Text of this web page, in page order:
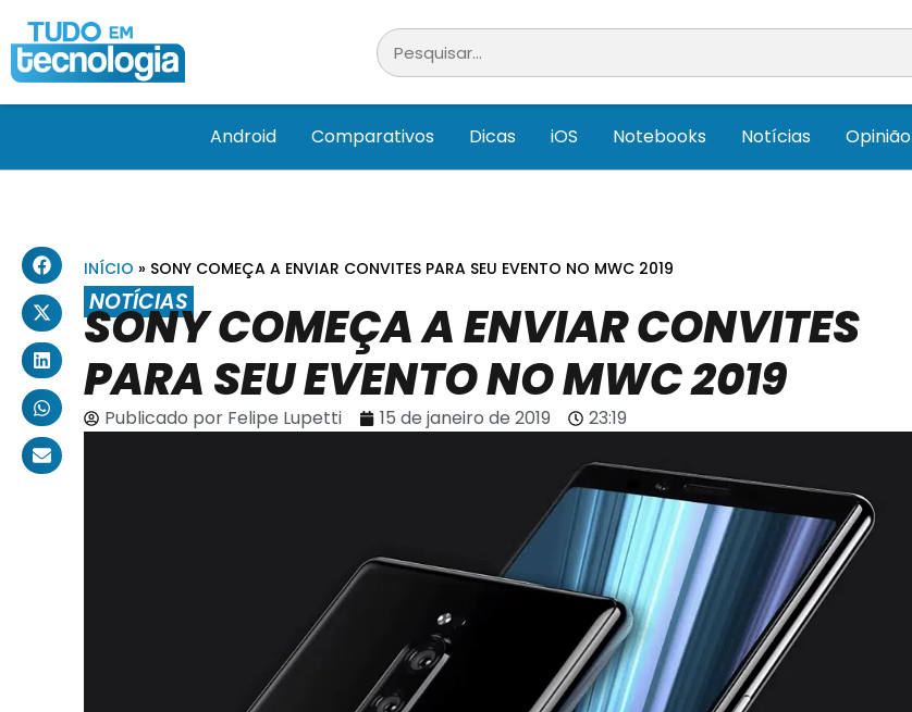
Android Comparativos Dicas iOS Notebooks Notícias Opinião
INÍCIO » SONY COMEÇA A ENVIAR CONVITES PARA SEU EVENTO NO MWC 2019
NOTÍCIAS
SONY COMEÇA A ENVIAR CONVITES
PARA SEU EVENTO NO MWC 2019
Publicado porFelipe Lupetti 15 de janeiro de 2019 23:19